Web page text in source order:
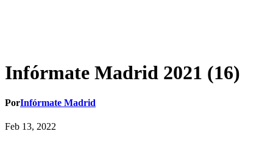
Infórmate Madrid 2021 (16)
PorInfórmate Madrid
Feb 13, 2022